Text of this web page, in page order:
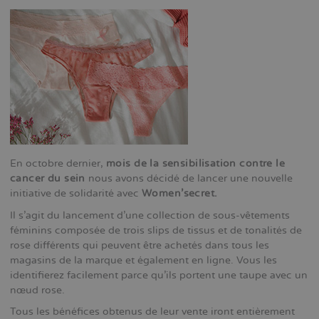
En octobre dernier, mois de la sensibilisation contre le
cancer du sein nous avons décidé de lancer une nouvelle
initiative de solidarité avec Women’secret.
Il s’agit du lancement d’une collection de sous-vêtements
féminins composée de trois slips de tissus et de tonalités de
rose différents qui peuvent être achetés dans tous les
magasins de la marque et également en ligne. Vous les
identifierez facilement parce qu’ils portent une taupe avec un
nœud rose.
Tous les bénéfices obtenus de leur vente iront entièrement